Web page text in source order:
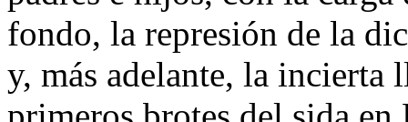
fondo, la represión de la
y, más adelante, la incierta